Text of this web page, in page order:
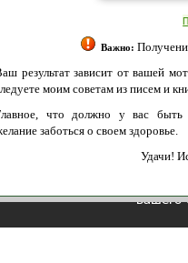
Важно:Получение
зависит от вашей
моим советам из писем и книг.
что должно у вас быть -
заботься о своем здоровье.
Удачи!
обработка
соглашаетесь с нашей
вашего